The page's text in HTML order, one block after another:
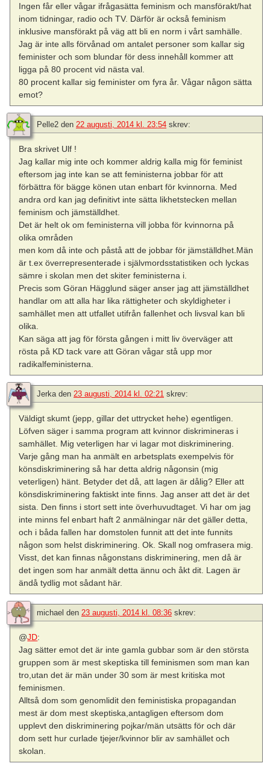
Ingen får eller vågar ifrågasätta feminism och mansförakt/hat
inom tidningar, radio och TV. Därför är också feminism
inklusive mansförakt på väg att bli en norm i vårt samhälle.
Jag är inte alls förvånad om antalet personer som kallar sig
feminister och som blundar för dess innehåll kommer att
ligga på 80 procent vid nästa val.
80 procent kallar sig feminister om fyra år. Vågar någon sätta
emot?
Pelle2 den 22 augusti, 2014 kl. 23:54 skrev:
Bra skrivet Ulf !
Jag kallar mig inte och kommer aldrig kalla mig för feminist
eftersom jag inte kan se att feministerna jobbar för att
förbättra för bägge könen utan enbart för kvinnorna. Med
andra ord kan jag definitivt inte sätta likhetstecken mellan
feminism och jämställdhet.
Det är helt ok om feministerna vill jobba för kvinnorna på
olika områden
men kom då inte och påstå att de jobbar för jämställdhet.Män
är t.ex överrepresenterade i självmordsstatistiken och lyckas
sämre i skolan men det skiter feministerna i.
Precis som Göran Hägglund säger anser jag att jämställdhet
handlar om att alla har lika rättigheter och skyldigheter i
samhället men att utfallet utifrån fallenhet och livsval kan bli
olika.
Kan säga att jag för första gången i mitt liv överväger att
rösta på KD tack vare att Göran vågar stå upp mor
radikalfeministerna.
Jerkaden 23 augusti, 2014 kl. 02:21 skrev:
Väldigt skumt (jepp, gillar det uttrycket hehe) egentligen.
Löfven säger i samma program att kvinnor diskrimineras i
samhället. Mig veterligen har vi lagar mot diskriminering.
Varje gång man ha anmält en arbetsplats exempelvis för
könsdiskriminering så har detta aldrig någonsin (mig
veterligen) hänt. Betyder det då, att lagen är dålig? Eller att
könsdiskriminering faktiskt inte finns. Jag anser att det är det
sista. Den finns i stort sett inte överhuvudtaget. Vi har om jag
inte minns fel enbart haft 2 anmälningar när det gäller detta,
och i båda fallen har domstolen funnit att det inte funnits
någon som helst diskriminering. Ok. Skall nog omfrasera mig.
Visst, det kan finnas någonstans diskriminering, men då är
det ingen som har anmält detta ännu och åkt dit. Lagen är
ändå tydlig mot sådant här.
michael den 23 augusti, 2014 kl. 08:36 skrev:
@JD:
Jag sätter emot det är inte gamla gubbar som är den största
gruppen som är mest skeptiska till feminismen som man kan
tro,utan det är män under 30 som är mest kritiska mot
feminismen.
Alltså dom som genomlidit den feministiska propagandan
mest är dom mest skeptiska,antagligen eftersom dom
upplevt den diskriminering pojkar/män utsätts för och där
dom sett hur curlade tjejer/kvinnor blir av samhället och
skolan.